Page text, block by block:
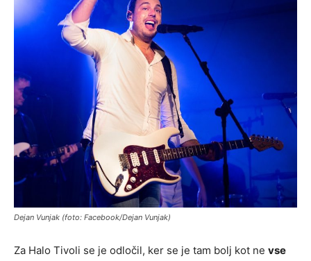
Dejan Vunjak (foto: Facebook/Dejan Vunjak)
Za Halo Tivoli se je odločil, ker se je tam bolj kot ne vse